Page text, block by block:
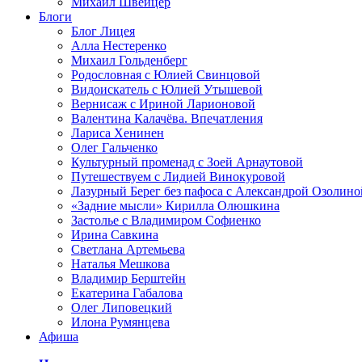
Блоги
Блог Лицея
Алла Нестеренко
Михаил Гольденберг
Родословная с Юлией Свинцовой
Видоискатель с Юлией Утышевой
Вернисаж с Ириной Ларионовой
Валентина Калачёва. Впечатления
Лариса Хенинен
Олег Гальченко
Культурный променад с Зоей Арнаутовой
Путешествуем с Лидией Винокуровой
Лазурный Берег без пафоса с Александрой
«Задние мысли» Кирилла Олюшкина
Застолье с Владимиром Софиенко
Ирина Савкина
Светлана Артемьева
Наталья Мешкова
Владимир Берштейн
Екатерина Габалова
Олег Липовецкий
Илона Румянцева
Афиша